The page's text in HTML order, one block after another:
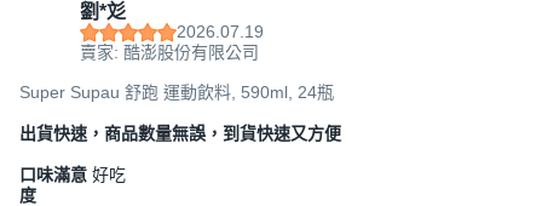
劉*彣
2026.07.19
賣家: 酷澎股份有限公司
Super Supau 舒跑 運動飲料, 590ml, 24瓶
出貨快速，商品數量無誤，到貨快速又方便
口味滿意
度
好吃